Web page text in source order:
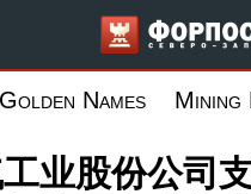
Golden Names Mining
业股份公司